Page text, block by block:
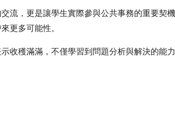
，更是讓學生實際參與公共事務的重要契
更多可能性。
穫滿滿，不僅學習到問題分析與解決的能